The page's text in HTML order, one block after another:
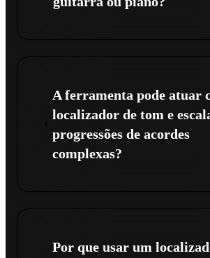
A ferramenta pode atuar
localizador de tom e
progressões de acordes
complexas?
Por que usar um